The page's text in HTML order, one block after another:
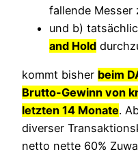
fallende Messer
und b)
and Hold
kommt bisher beim
Brutto-Gewinn von
letzten 14 Monate.
diverser
netto nette 60%